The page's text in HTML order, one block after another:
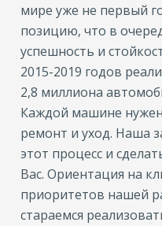
мире уже не первый
позицию, что в
успешность и
2015-2019 годов
2,8 миллиона
Каждой машине
ремонт и уход. Наша
этот процесс и
Вас. Ориентация на
приоритетов нашей
стараемся